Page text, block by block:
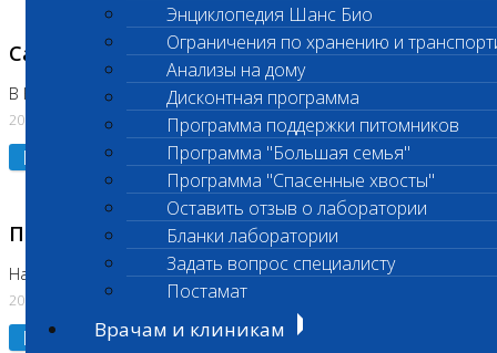
Энциклопедия Шанс Био
Ограничения по хранению и
Анализы на дому
Дисконтная программа
Программа поддержки питомников
Программа "Большая семья"
Программа "Спасенные хвосты"
Оставить отзыв о лаборатории
Бланки лаборатории
Задать вопрос специалисту
Постамат
Врачам и клиникам
Санитарный день
В Коломне 20.07.2026
20.07.2026
Подробнее
Приостановлено выполнение исследования
На Нагорной
20.07.2026
Подробнее